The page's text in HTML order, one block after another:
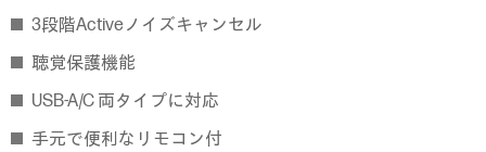
3段階Activeノイズキャンセル
聴覚保護機能
USB-A/C 両タイプに対応
手元で便利なリモコン付